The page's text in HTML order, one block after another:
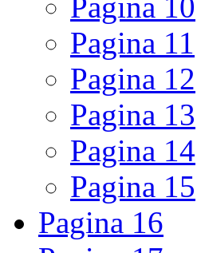
Pagina 11
Pagina 12
Pagina 13
Pagina 14
Pagina 15
Pagina 16